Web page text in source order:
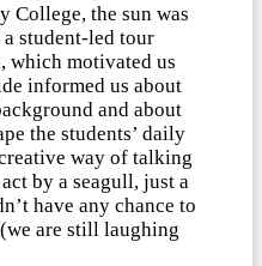
College, the sun was
student-led tour
motivated us
informed us about
and about
the students’ daily
way of talking
by a seagull, just a
have any chance to
are still laughing